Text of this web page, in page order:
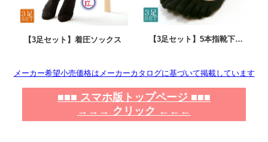
【3足セット】着圧ソックス 【3足セット】5本指靴下…
メーカー希望小売価格はメーカーカタログに基づいて掲載しています
■■■ スマホ版トップページ ■■■
→→→ クリック ←←←